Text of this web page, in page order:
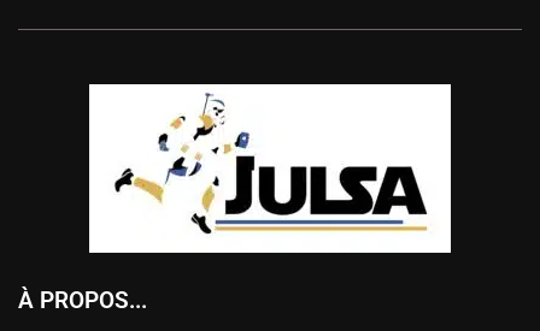
À PROPOS...